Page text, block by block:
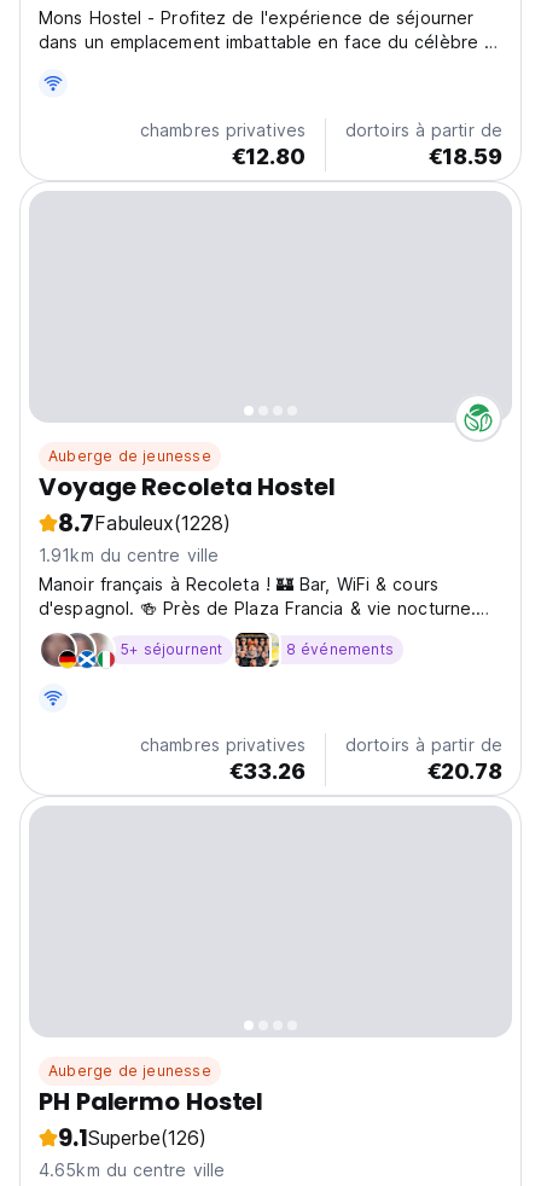
Mons Hostel - Profitez de l'expérience de séjourner
dans un emplacement imbattable en face du célèbre et
dômes et ses mausolées.
chambres privatives
€12.80
dortoirs à partir de
€18.59
Auberge de jeunesse
Voyage Recoleta Hostel
8.7Fabuleux(1228)
1.91km du centre ville
Manoir français à Recoleta ! 🏰 Bar, WiFi & cours
d'espagnol. 🍻 Près de Plaza Francia & vie nocturne.
Ambiance sociale pour nomades et backpackers !
5+ séjournent 8 événements
chambres privatives
€33.26
dortoirs à partir de
€20.78
Auberge de jeunesse
PH Palermo Hostel
9.1Superbe(126)
4.65km du centre ville